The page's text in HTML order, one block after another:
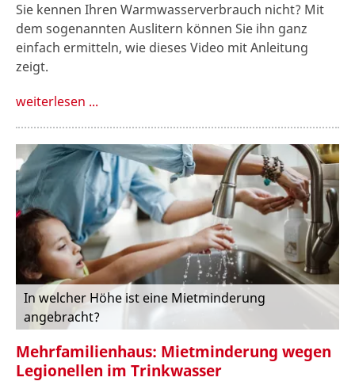
Sie kennen Ihren Warmwasserverbrauch nicht? Mit
dem sogenannten Auslitern können Sie ihn ganz
einfach ermitteln, wie dieses Video mit Anleitung
zeigt.
weiterlesen ...
In welcher Höhe ist eine Mietminderung
angebracht?
Mehrfamilienhaus: Mietminderung wegen
Legionellen im Trinkwasser